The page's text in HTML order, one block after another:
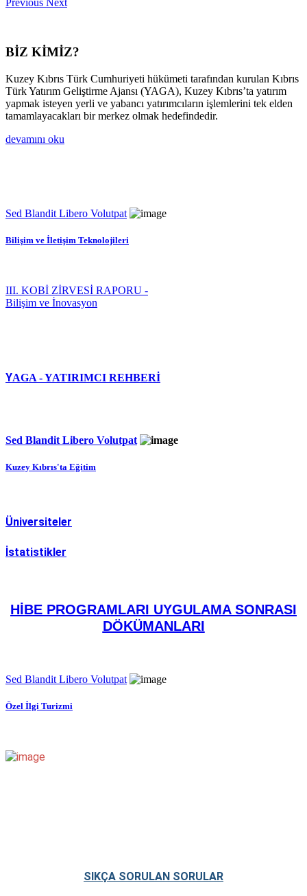
BİZ KİMİZ?
Kuzey Kıbrıs Türk Cumhuriyeti hükümeti tarafından kurulan Kıbrıs
Türk Yatırım Geliştirme Ajansı (YAGA), Kuzey Kıbrıs’ta yatırım
yapmak isteyen yerli ve yabancı yatırımcıların işlemlerini tek elden
tamamlayacakları bir merkez olmak hedefindedir.
devamını oku
Sed Blandit Libero Volutpat
Bilişim ve İletişim Teknolojileri
III. KOBİ ZİRVESİ RAPORU -
Bilişim ve İnovasyon
YAGA - YATIRIMCI REHBERİ
Sed Blandit Libero Volutpat
Kuzey Kıbrıs'ta Eğitim
Üniversiteler
İstatistikler
HİBE PROGRAMLARI UYGULAMA SONRASI
DÖKÜMANLARI
Sed Blandit Libero Volutpat
Özel İlgi Turizmi
SIKÇA SORULAN SORULAR